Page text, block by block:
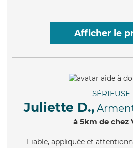
Afficher le
SÉRIEUSE
Juliette D.,
à 5km de chez
Fiable, appliquée et